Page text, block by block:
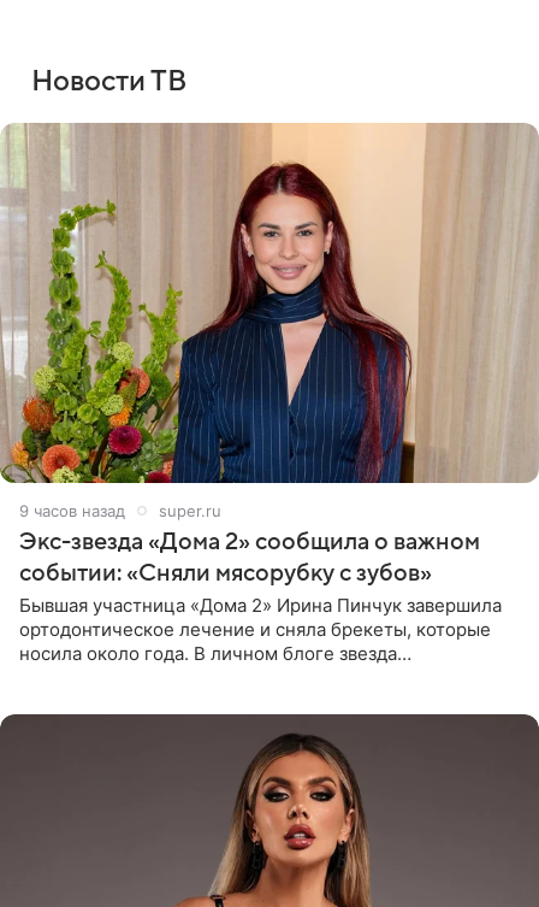
Новости ТВ
9 часов назад super.ru
Экс-звезда «Дома 2» сообщила о важном
событии: «Сняли мясорубку с зубов»
Бывшая участница «Дома 2» Ирина Пинчук завершила
ортодонтическое лечение и сняла брекеты, которые
носила около года. В личном блоге звезда